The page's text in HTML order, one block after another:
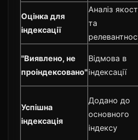
Оцінка для
індексації
Аналіз
та
"Виявлено, не
проіндексовано"
Відмова в
індексації
Успішна
індексація
Додано до
основного
індексу